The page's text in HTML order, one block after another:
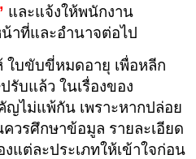
และแจ้งให้พนักงาน
าที่และอำนาจต่อไป
ใบขับขี่หมดอายุ เพื่อหลีก
รับแล้ว ในเรื่องของ
ญไม่แพ้กัน เพราะหากปล่อย
วรศึกษาข้อมูล รายละเอียด
แต่ละประเภทให้เข้าใจก่อน